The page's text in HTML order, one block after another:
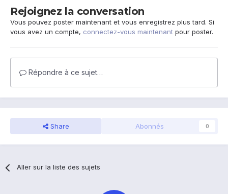
Rejoignez la conversation
Vous pouvez poster maintenant et vous enregistrez plus tard. Si
vous avez un compte, connectez-vous maintenant pour poster.
Répondre à ce sujet…
Share Abonnés 0
Aller sur la liste des sujets